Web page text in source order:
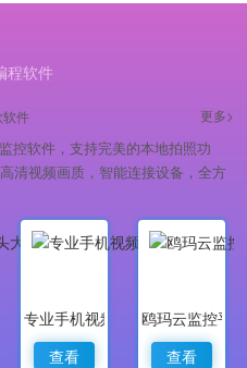
程软件
件 更多>
控软件，支持完美的本地拍照功
清视频画质，智能连接设备，全方
专业手机视频监控
查看
鸥玛云监控平
查看